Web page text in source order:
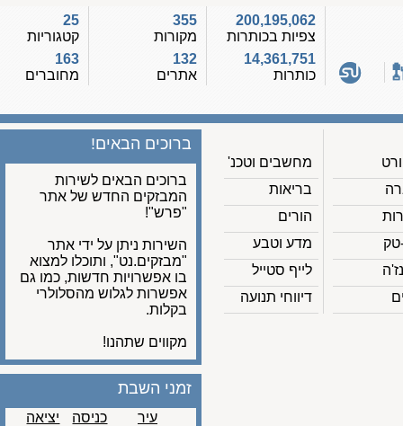
200,195,062
צפיות בכותרות
14,361,751
כותרות
355
מקורות
132
אתרים
קטגוריות
163
מחוברים
מחשבים וטכנ'
בריאות
הורים
מדע וטבע
לייף סטייל
דיווחי תנועה
ברוכים הבאים!
ברוכים הבאים לשירות
המבזקים החדש של אתר
"פרש"!
השירות ניתן על ידי אתר
"מבזקים.נט", ותוכלו למצוא
בו אפשרויות חדשות, כמו גם
אפשרות לגלוש מהסלולרי
בקלות.
מקווים שתהנו!
זמני השבת
עיר כניסה
יציאה